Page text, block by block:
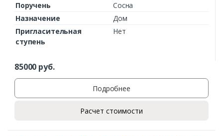
Поручень
Сосна
Назначение
Дом
Пригласительная
ступень
Нет
85000 руб.
Подробнее
Расчет стоимости